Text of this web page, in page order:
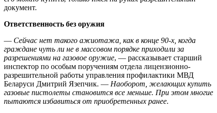
документ.
Ответственность без оружия
— Сейчас нет такого ажиотажа, как в конце 90-х, когда
граждане чуть ли не в массовом порядке приходили за
разрешениями на газовое оружие, — рассказывает старший
инспектор по особым поручениям отдела лицензионно-
разрешительной работы управления профилактики МВД
Беларуси Дмитрий Язепчик. — Наоборот, желающих купить
газовые пистолеты становится все меньше. При этом многие
пытаются избавиться от приобретенных ранее.